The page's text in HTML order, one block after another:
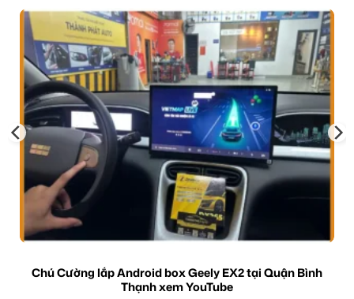
Chú Cường lắp Android box Geely EX2 tại Quận Bình
Thạnh xem YouTube